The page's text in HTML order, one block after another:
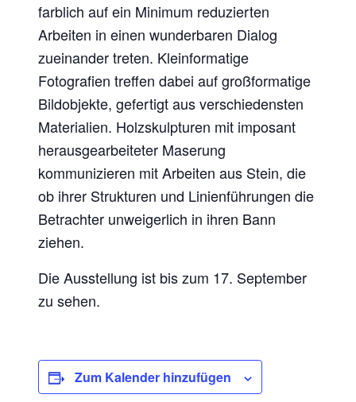
farblich auf ein Minimum reduzierten
Arbeiten in einen wunderbaren Dialog
zueinander treten. Kleinformatige
Fotografien treffen dabei auf großformatige
Bildobjekte, gefertigt aus verschiedensten
Materialien. Holzskulpturen mit imposant
herausgearbeiteter Maserung
kommunizieren mit Arbeiten aus Stein, die
ob ihrer Strukturen und Linienführungen die
Betrachter unweigerlich in ihren Bann
ziehen.
Die Ausstellung ist bis zum 17. September
zu sehen.
Zum Kalender hinzufügen